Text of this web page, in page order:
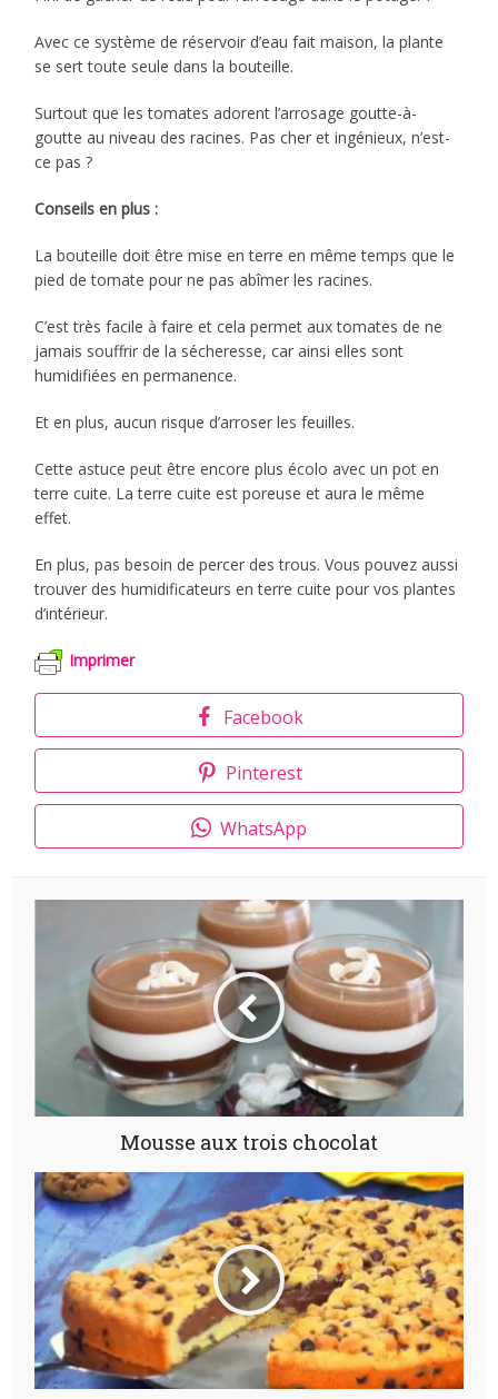
Avec ce système de réservoir d’eau fait maison, la plante
se sert toute seule dans la bouteille.
Surtout que les tomates adorent l’arrosage goutte-à-
goutte au niveau des racines. Pas cher et ingénieux, n’est-
ce pas ?
Conseils en plus :
La bouteille doit être mise en terre en même temps que le
pied de tomate pour ne pas abîmer les racines.
C’est très facile à faire et cela permet aux tomates de ne
jamais souffrir de la sécheresse, car ainsi elles sont
humidifiées en permanence.
Et en plus, aucun risque d’arroser les feuilles.
Cette astuce peut être encore plus écolo avec un pot en
terre cuite. La terre cuite est poreuse et aura le même
effet.
En plus, pas besoin de percer des trous. Vous pouvez aussi
trouver des humidificateurs en terre cuite pour vos plantes
d’intérieur.
Imprimer
Facebook
Pinterest
WhatsApp
Mousse aux trois chocolat